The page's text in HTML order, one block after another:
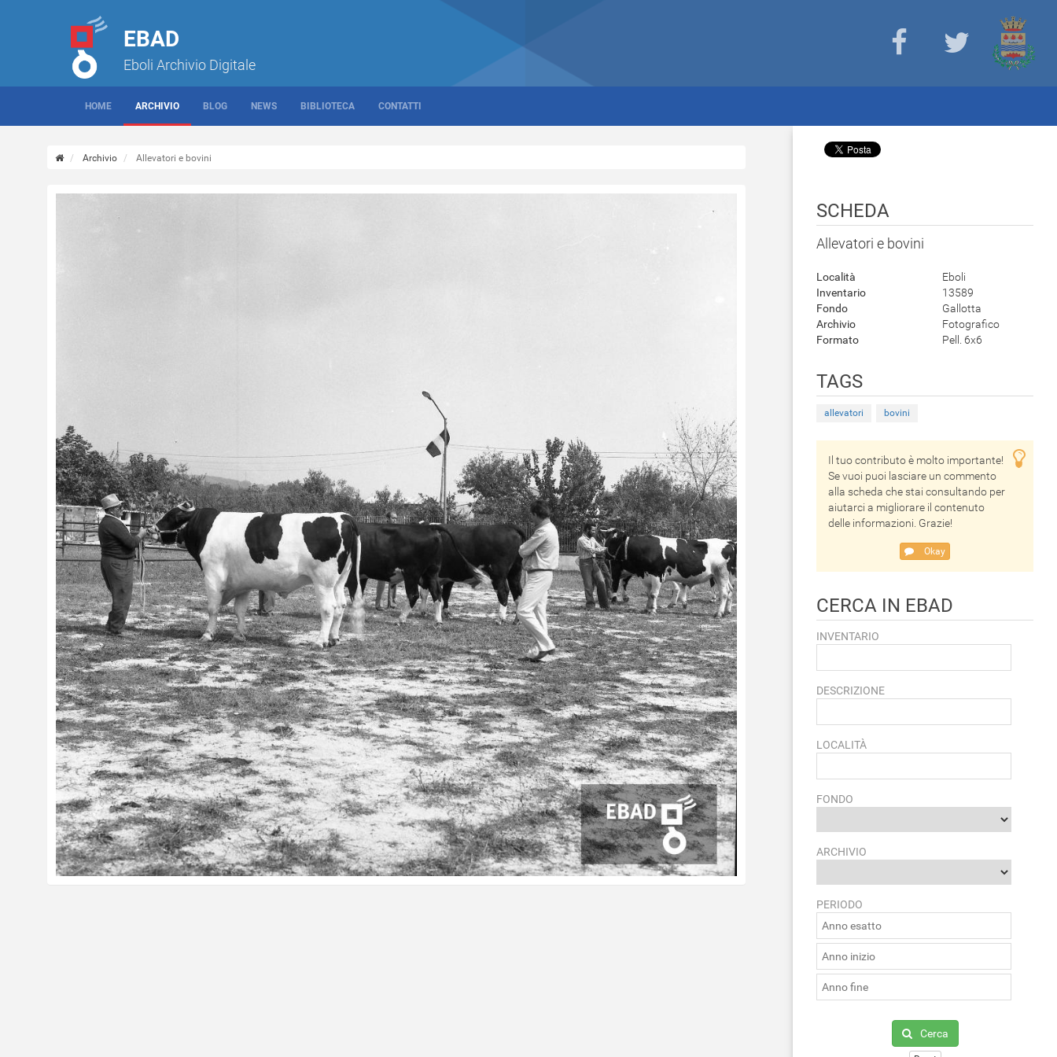
EBAD
Eboli Archivio Digitale
HOME ARCHIVIO BLOG NEWS BIBLIOTECA CONTATTI
Archivio Allevatori e bovini
SCHEDA
Allevatori e bovini
Località
Eboli
Inventario
13589
Fondo
Gallotta
Archivio
Fotografico
Formato
Pell. 6x6
TAGS
allevatori bovini
Il tuo contributo è molto importante!
Se vuoi puoi lasciare un commento
alla scheda che stai consultando per
aiutarci a migliorare il contenuto
delle informazioni. Grazie!
Okay
CERCA IN EBAD
INVENTARIO
DESCRIZIONE
LOCALITÀ
FONDO
ARCHIVIO
PERIODO
Cerca